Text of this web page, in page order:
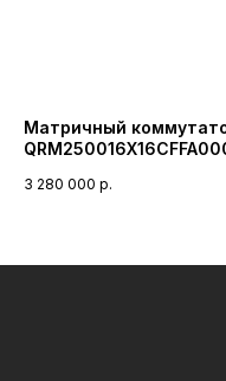
Матричный
3 280 000 р.